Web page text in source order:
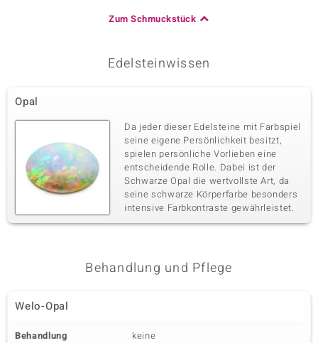
Rundschliff
Edelsteinvarietät
Weißer Topas 12 à 2 mm
0,482 ct
Schliff
Rundschliff
Fassung
Krappenfassung
Herkunft
Nigeria
Zum Schmuckstück
Edelsteinwissen
Opal
Da jeder dieser Edelsteine mit Farbspiel
seine eigene Persönlichkeit besitzt,
spielen persönliche Vorlieben eine
entscheidende Rolle. Dabei ist der
Schwarze Opal die wertvollste Art, da
seine schwarze Körperfarbe besonders
intensive Farbkontraste gewährleistet.
Behandlung und Pflege
Welo-Opal
Behandlung keine